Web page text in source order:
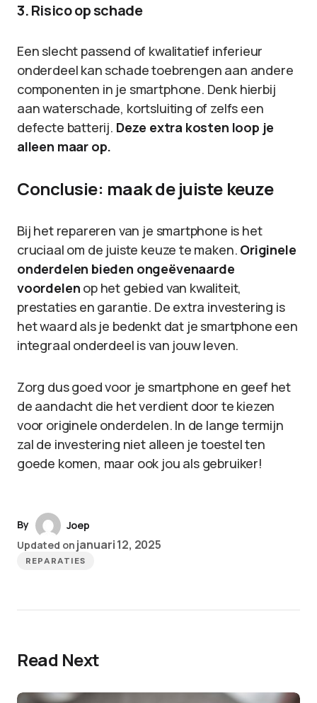
3. Risico op schade
Een slecht passend of kwalitatief inferieur
onderdeel kan schade toebrengen aan andere
componenten in je smartphone. Denk hierbij
aan waterschade, kortsluiting of zelfs een
defecte batterij. Deze extra kosten loop je
alleen maar op.
Conclusie: maak de juiste keuze
Bij het repareren van je smartphone is het
cruciaal om de juiste keuze te maken. Originele
onderdelen bieden ongeëvenaarde
voordelen op het gebied van kwaliteit,
prestaties en garantie. De extra investering is
het waard als je bedenkt dat je smartphone een
integraal onderdeel is van jouw leven.
Zorg dus goed voor je smartphone en geef het
de aandacht die het verdient door te kiezen
voor originele onderdelen. In de lange termijn
zal de investering niet alleen je toestel ten
goede komen, maar ook jou als gebruiker!
By
Joep
Updated on januari 12, 2025
REPARATIES
Read Next